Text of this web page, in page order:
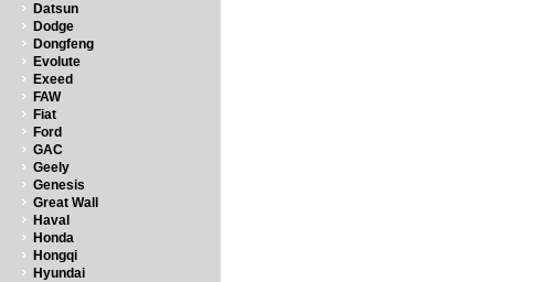
Datsun
Dodge
Dongfeng
Evolute
Exeed
FAW
Fiat
Ford
GAC
Geely
Genesis
Great Wall
Haval
Honda
Hongqi
Hyundai